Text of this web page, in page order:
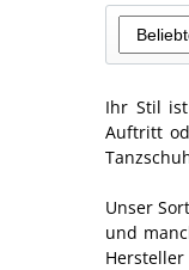
Ihr Stil
Auftritt
Unser
und